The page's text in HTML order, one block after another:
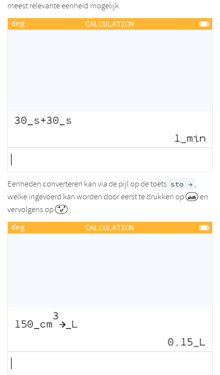
meest relevante eenheid mogelijk.
Eenheden converteren kan via de pijl op de toets sto → ,
welke ingevoerd kan worden door eerst te drukken op
en
vervolgens op
.